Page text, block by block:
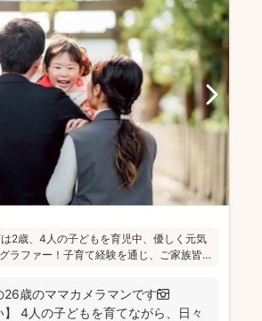
は2歳、4人の子どもを育児中、優しく元気
ラファー！子育て経験を通じ、ご家族皆
います！お子さんに無理がないよう、お
しく撮影していきます(^^)
26歳のママカメラマンです📷
】 4人の子どもを育てながら、日々